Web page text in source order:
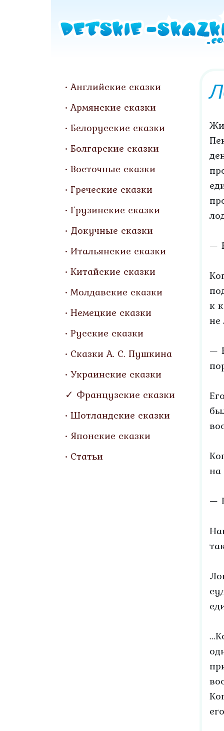
Английские сказки
Армянские сказки
Белорусские сказки
Болгарские сказки
Восточные сказки
Греческие сказки
Грузинские сказки
Докучные сказки
Итальянские сказки
Китайские сказки
Молдавские сказки
Немецкие сказки
Русские сказки
Сказки А. С. Пушкина
Украинские сказки
Французские сказки
Шотландские сказки
Японские сказки
Статьи
—
к
не
—
на
—